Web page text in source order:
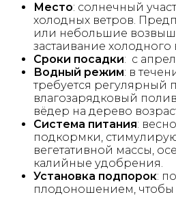
Место: солнечный
холодных ветров.
или небольшие
застаивание холодного
Сроки посадки: с
Водный режим: в
требуется регулярный
влагозарядковый
вёдер на дерево
Система питания:
подкормки,
вегетативной массы,
калийные удобрения.
Установка подпорок:
плодоношением, чтобы